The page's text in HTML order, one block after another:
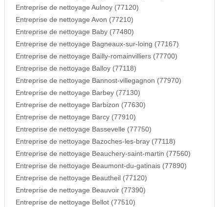
Entreprise de nettoyage Aulnoy (77120)
Entreprise de nettoyage Avon (77210)
Entreprise de nettoyage Baby (77480)
Entreprise de nettoyage Bagneaux-sur-loing (77167)
Entreprise de nettoyage Bailly-romainvilliers (77700)
Entreprise de nettoyage Balloy (77118)
Entreprise de nettoyage Bannost-villegagnon (77970)
Entreprise de nettoyage Barbey (77130)
Entreprise de nettoyage Barbizon (77630)
Entreprise de nettoyage Barcy (77910)
Entreprise de nettoyage Bassevelle (77750)
Entreprise de nettoyage Bazoches-les-bray (77118)
Entreprise de nettoyage Beauchery-saint-martin (77560)
Entreprise de nettoyage Beaumont-du-gatinais (77890)
Entreprise de nettoyage Beautheil (77120)
Entreprise de nettoyage Beauvoir (77390)
Entreprise de nettoyage Bellot (77510)